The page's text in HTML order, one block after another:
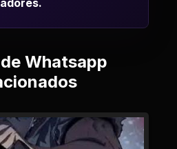
Whatsapp